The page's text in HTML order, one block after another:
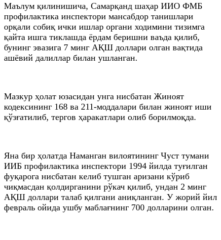
Маълум қилинишича, Самарқанд шаҳар ИИО ФМБ
профилактика инспектори мансабдор танишлари
орқали собиқ ички ишлар органи ходимини тизимга
қайта ишга тиклашда ёрдам беришни ваъда қилиб,
бунинг эвазига 7 минг АҚШ доллари олган вақтида
ашёвий далиллар билан ушланган.
Мазкур ҳолат юзасидан унга нисбатан Жиноят
кодексининг 168 ва 211-моддалари билан жиноят иши
қўзғатилиб, тергов ҳаракатлари олиб борилмоқда.
Яна бир ҳолатда Наманган вилоятининг Чуст тумани
ИИБ профилактика инспектори 1994 йилда туғилган
фуқарога нисбатан келиб тушган аризани кўриб
чиқмасдан қолдирганини рўкач қилиб, ундан 2 минг
АҚШ доллари талаб қилгани аниқланган. У жорий йил
февраль ойида ушбу маблағнинг 700 долларини олган.